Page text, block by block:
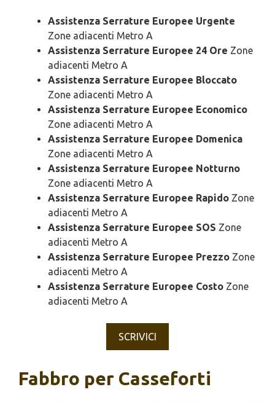
Assistenza Serrature Europee Urgente
Zone adiacenti Metro A
Assistenza Serrature Europee 24 Ore Zone
adiacenti Metro A
Assistenza Serrature Europee Bloccato
Zone adiacenti Metro A
Assistenza Serrature Europee Economico
Zone adiacenti Metro A
Assistenza Serrature Europee Domenica
Zone adiacenti Metro A
Assistenza Serrature Europee Notturno
Zone adiacenti Metro A
Assistenza Serrature Europee Rapido Zone
adiacenti Metro A
Assistenza Serrature Europee SOS Zone
adiacenti Metro A
Assistenza Serrature Europee Prezzo Zone
adiacenti Metro A
Assistenza Serrature Europee Costo Zone
adiacenti Metro A
SCRIVICI
Fabbro per Casseforti